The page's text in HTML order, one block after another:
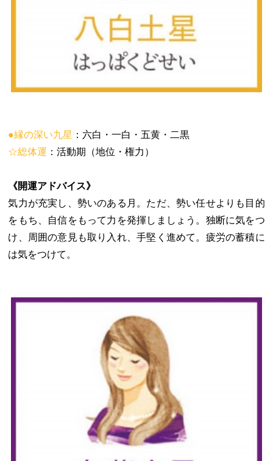
●縁の深い九星 ：六白・一白・五黄・二黒
☆総体運 ：活動期（地位・権力）
《開運アドバイス》
気力が充実し、勢いのある月。ただ、勢い任せよりも目的
をもち、自信をもって力を発揮しましょう。独断に気をつ
け、周囲の意見も取り入れ、手堅く進めて。疲労の蓄積に
は気をつけて。